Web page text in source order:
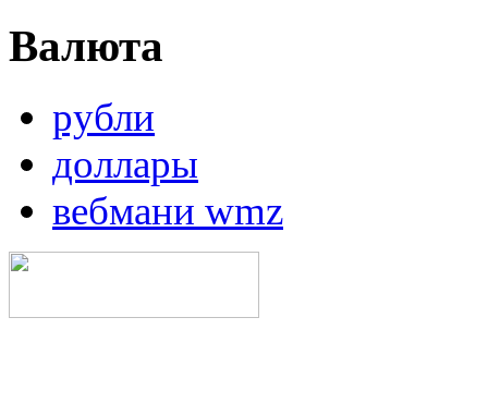
Валюта
рубли
доллары
вебмани wmz